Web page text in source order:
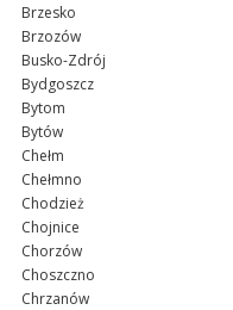
Brzesko
Brzozów
Busko-Zdrój
Bydgoszcz
Bytom
Bytów
Chełm
Chełmno
Chodzież
Chojnice
Chorzów
Choszczno
Chrzanów